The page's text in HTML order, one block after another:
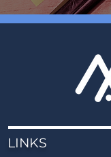
LINKS